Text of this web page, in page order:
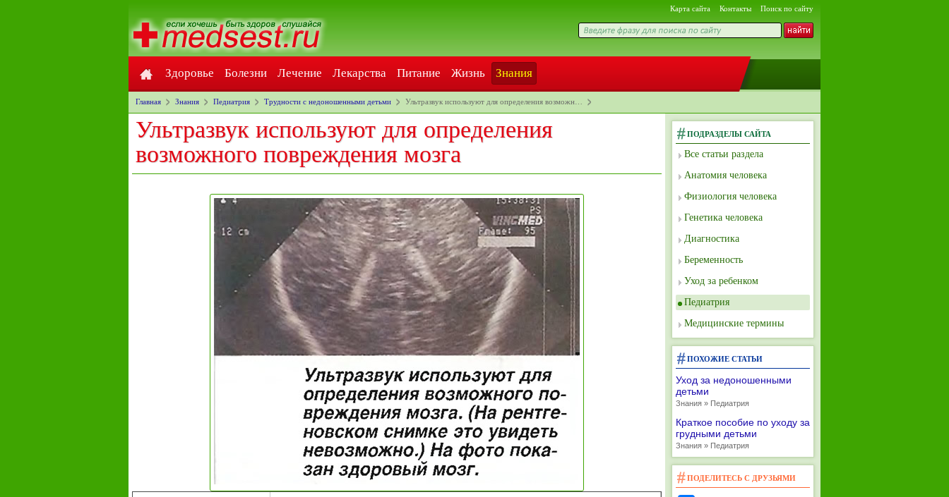
Карта сайта Контакты Поиск по сайту
Здоровье Болезни Лечение Лекарства Питание Жизнь Знания
Главная Знания Педиатрия Трудности с недоношенными детьми Ультразвук используют для определения возможн…
Ультразвук используют для определения
возможного повреждения мозга
ПОДРАЗДЕЛЫ САЙТА
Все статьи раздела
Анатомия человека
Физиология человека
Генетика человека
Диагностика
Беременность
Уход за ребенком
Педиатрия
Медицинские термины
ПОХОЖИЕ СТАТЬИ
Уход за недоношенными
детьми
Знания » Педиатрия
Краткое пособие по уходу за
грудными детьми
Знания » Педиатрия
ПОДЕЛИТЕСЬ С ДРУЗЬЯМИ